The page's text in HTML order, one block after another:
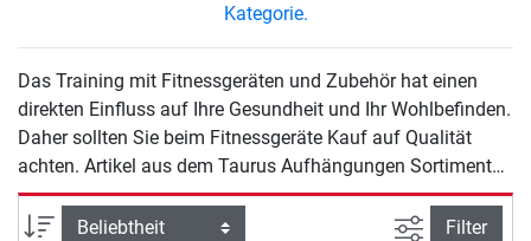
Kategorie.
Das Training mit Fitnessgeräten und Zubehör hat einen
direkten Einfluss auf Ihre Gesundheit und Ihr Wohlbefinden.
Daher sollten Sie beim Fitnessgeräte Kauf auf Qualität
achten. Artikel aus dem Taurus Aufhängungen Sortiment
bieten Ihnen Sicherheit und Qualität für ein effektives
Training zu Hause.
Sortierung Ansicht
Filter